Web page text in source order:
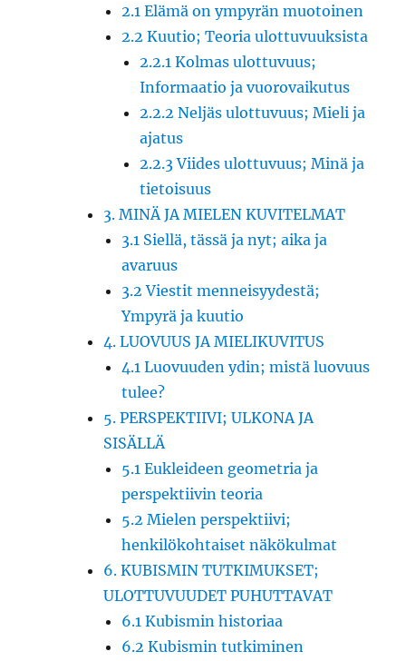
2.1 Elämä on ympyrän muotoinen
2.2 Kuutio; Teoria ulottuvuuksista
2.2.1 Kolmas ulottuvuus;
Informaatio ja vuorovaikutus
2.2.2 Neljäs ulottuvuus; Mieli ja
ajatus
2.2.3 Viides ulottuvuus; Minä ja
tietoisuus
3. MINÄ JA MIELEN KUVITELMAT
3.1 Siellä, tässä ja nyt; aika ja
avaruus
3.2 Viestit menneisyydestä;
Ympyrä ja kuutio
4. LUOVUUS JA MIELIKUVITUS
4.1 Luovuuden ydin; mistä luovuus
tulee?
5. PERSPEKTIIVI; ULKONA JA
SISÄLLÄ
5.1 Eukleideen geometria ja
perspektiivin teoria
5.2 Mielen perspektiivi;
henkilökohtaiset näkökulmat
6. KUBISMIN TUTKIMUKSET;
ULOTTUVUUDET PUHUTTAVAT
6.1 Kubismin historiaa
6.2 Kubismin tutkiminen